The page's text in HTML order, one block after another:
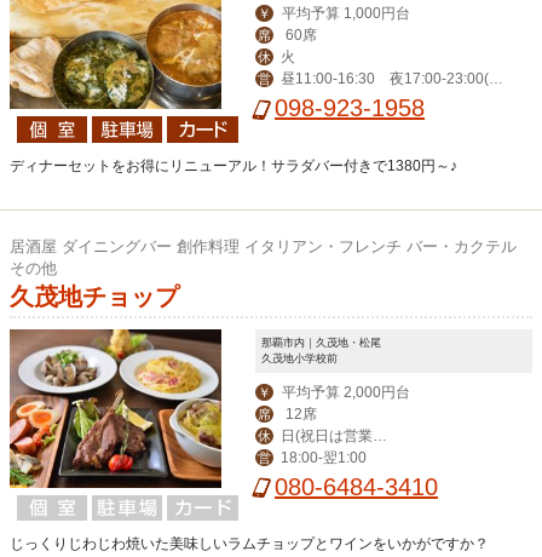
￥ 平均予算 1,000円台
席 60席
休 火
営
昼11:00-16:30 夜17:00‐23:00(L
O 22:00)、金土24:00（LO 23:00）
098-923-1958
ディナーセットをお得にリニューアル！サラダバー付きで1380円～♪
居酒屋 ダイニングバー 創作料理 イタリアン・フレンチ バー・カクテル
その他
久茂地チョップ
那覇市内｜久茂地・松尾
久茂地小学校前
￥ 平均予算 2,000円台
席 12席
休
月曜振替休)
営 18:00‐翌1:00
080-6484-3410
じっくりじわじわ焼いた美味しいラムチョップとワインをいかがですか？